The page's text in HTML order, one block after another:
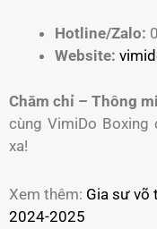
Hotline/Zalo:
Website:
Chăm chỉ – Thông
cùng VimiDo
xa!
Xem thêm: Gia sư võ
2024-2025